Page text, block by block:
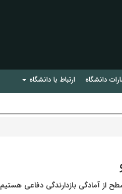
دانشگاه ارتباط با دانشگاه
از آمادگی بازدارندگی دفاعی هستیم